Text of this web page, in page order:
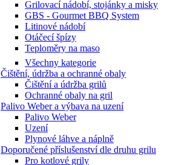
Grilovací nádobí, stojánky a misky
GBS - Gourmet BBQ System
Litinové nádobí
Otáčecí špízy
Teploměry na maso
Všechny kategorie
Čištění, údržba a ochranné obaly
Čištění a údržba grilů
Ochranné obaly na gril
Palivo Weber a výbava na uzení
Palivo Weber
Uzení
Plynové láhve a náplně
Doporučené příslušenství dle druhu grilu
Pro kotlové grily